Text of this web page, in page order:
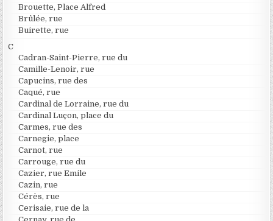
Brouette, Place Alfred
Brûlée, rue
Buirette, rue
C
Cadran-Saint-Pierre, rue du
Camille-Lenoir, rue
Capucins, rue des
Caqué, rue
Cardinal de Lorraine, rue du
Cardinal Luçon, place du
Carmes, rue des
Carnegie, place
Carnot, rue
Carrouge, rue du
Cazier, rue Emile
Cazin, rue
Cérès, rue
Cerisaie, rue de la